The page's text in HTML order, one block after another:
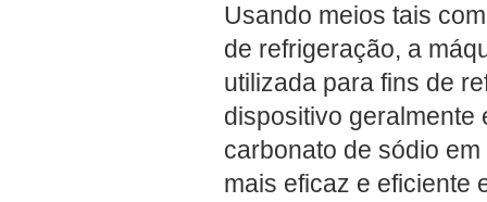
Usando meios tais
de refrigeração, a
utilizada para fins de
dispositivo geralmente
carbonato de sódio
mais eficaz e eficiente